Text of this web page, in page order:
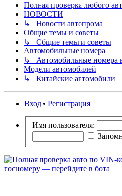
Полная проверка любого
НОВОСТИ
↳ Новости автопрома
Общие темы и советы
↳ Общие темы и советы
Автомобильные номера
↳ Автомобильные номера
Модели автомобилей
↳ Китайские автомобили
Вход • Регистрация
Имя пользователя: